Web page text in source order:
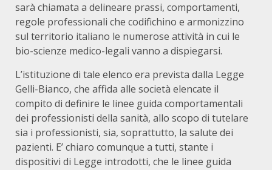
sarà chiamata a delineare prassi, comportamenti,
regole professionali che codifichino e armonizzino
sul territorio italiano le numerose attività in cui le
bio-scienze medico-legali vanno a dispiegarsi.
L’istituzione di tale elenco era prevista dalla Legge
Gelli-Bianco, che affida alle società elencate il
compito di definire le linee guida comportamentali
dei professionisti della sanità, allo scopo di tutelare
sia i professionisti, sia, soprattutto, la salute dei
pazienti. E’ chiaro comunque a tutti, stante i
dispositivi di Legge introdotti, che le linee guida